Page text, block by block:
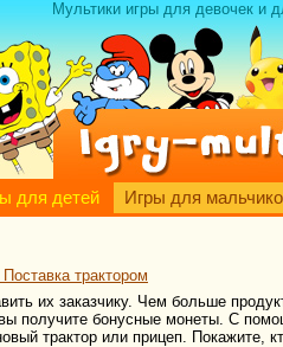
Мультики игры для девочек и
для детей Игры для
Поставка трактором
их заказчику. Чем больше
получите бонусные монеты. С
трактор или прицеп. Покажите,